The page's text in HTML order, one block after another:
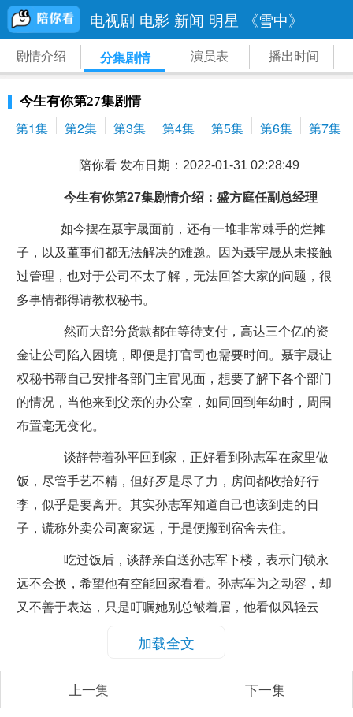
电视剧 电影 新闻 明星 《雪中》
剧情介绍 分集剧情 演员表 播出时间
今生有你第27集剧情
第1集 第2集 第3集 第4集 第5集 第6集 第7集
陪你看 发布日期：2022-01-31 02:28:49
今生有你第27集剧情介绍：盛方庭任副总经理
如今摆在聂宇晟面前，还有一堆非常棘手的烂摊
子，以及董事们都无法解决的难题。因为聂宇晟从未接触
过管理，也对于公司不太了解，无法回答大家的问题，很
多事情都得请教权秘书。
然而大部分货款都在等待支付，高达三个亿的资
金让公司陷入困境，即便是打官司也需要时间。聂宇晟让
权秘书帮自己安排各部门主官见面，想要了解下各个部门
的情况，当他来到父亲的办公室，如同回到年幼时，周围
布置毫无变化。
谈静带着孙平回到家，正好看到孙志军在家里做
饭，尽管手艺不精，但好歹是尽了力，房间都收拾好行
李，似乎是要离开。其实孙志军知道自己也该到走的日
子，谎称外卖公司离家远，于是便搬到宿舍去住。
吃过饭后，谈静亲自送孙志军下楼，表示门锁永
远不会换，希望他有空能回家看看。孙志军为之动容，却
又不善于表达，只是叮嘱她别总皱着眉，他看似风轻云
下落，而他决定要找雷老大报仇，告慰谈父的在天之灵。
聂东远主动过来探望孙平，爷孙俩相处非常愉
快，谈静还是无法与他很自然地共处，索性找借口出去来
加载全文
上一集 下一集